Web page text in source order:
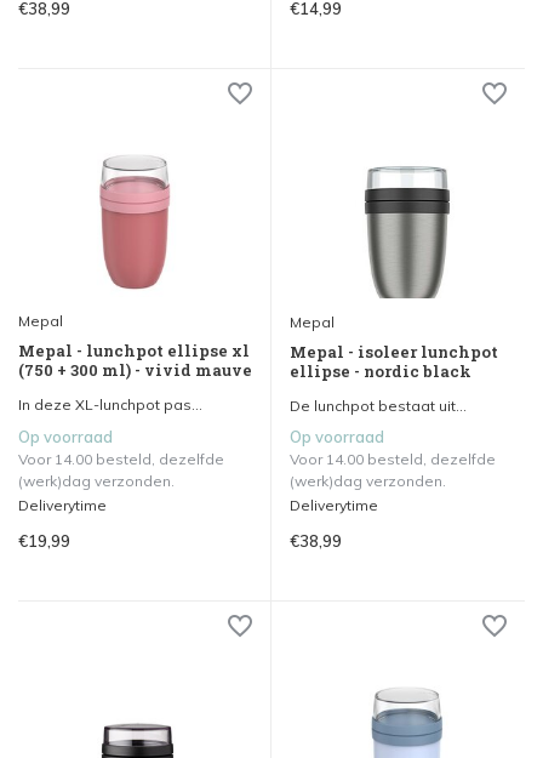
€38,99 €14,99
Mepal
Mepal - lunchpot ellipse xl
(750 + 300 ml) - vivid mauve
In deze XL-lunchpot pas...
Op voorraad
Voor 14.00 besteld, dezelfde
(werk)dag verzonden.
Deliverytime
€19,99
Mepal
Mepal - isoleer lunchpot
ellipse - nordic black
De lunchpot bestaat uit...
Op voorraad
Voor 14.00 besteld, dezelfde
(werk)dag verzonden.
Deliverytime
€38,99